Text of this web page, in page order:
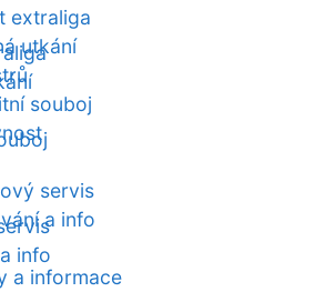
extraliga
utkání
souboj
servis
a info
a informace
info